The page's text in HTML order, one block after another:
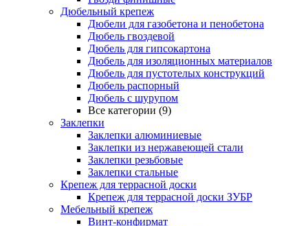
Дюбельный крепеж
Дюбели для газобетона и пенобетона
Дюбель гвоздевой
Дюбель для гипсокартона
Дюбель для изоляционных материалов
Дюбель для пустотелых конструкций
Дюбель распорный
Дюбель с шурупом
Все категории (9)
Заклепки
Заклепки алюминиевые
Заклепки из нержавеющей стали
Заклепки резьбовые
Заклепки стальные
Крепеж для террасной доски
Крепеж для террасной доски ЗУБР
Мебельный крепеж
Винт-конфирмат